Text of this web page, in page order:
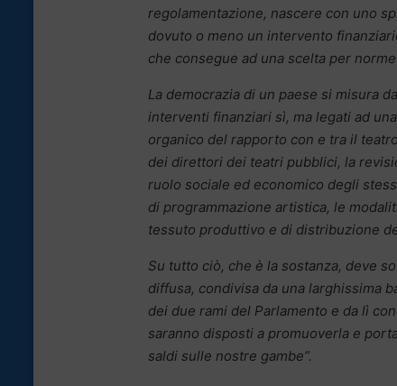
regolamentazione, nascere con uno
dovuto o meno un intervento
che consegue ad una scelta per
La democrazia di un paese si misura
interventi finanziari sì, ma legati ad
organico del rapporto con e tra il
dei direttori dei teatri pubblici, la
ruolo sociale ed economico degli
di programmazione artistica, le
tessuto produttivo e di distribuzione
Su tutto ciò, che è la sostanza, deve
diffusa, condivisa da una larghissima
dei due rami del Parlamento e da lì
saranno disposti a promuoverla e
saldi sulle nostre gambe”.